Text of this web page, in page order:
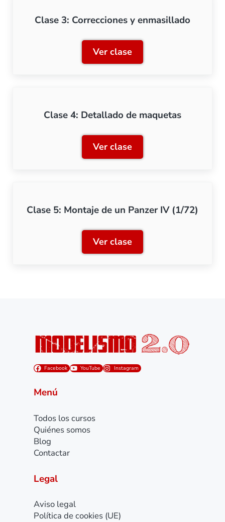
Clase 3: Correcciones y enmasillado
Ver claseClase 3: Correcciones y
Clase 4: Detallado de maquetas
Ver claseClase 4: Detallado de
Clase 5: Montaje de un Panzer IV (1/72)
Ver claseClase 5: Montaje de un
Facebook YouTube Instagram
Menú
Todos los cursos
Quiénes somos
Blog
Contactar
Legal
Aviso legal
Política de cookies (UE)